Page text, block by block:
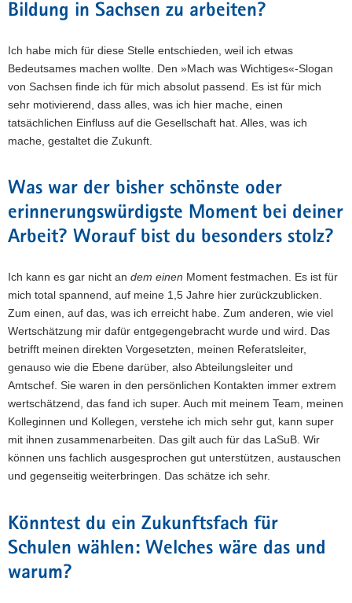
Bildung in Sachsen zu arbeiten?
Ich habe mich für diese Stelle entschieden, weil ich etwas
Bedeutsames machen wollte. Den »Mach was Wichtiges«-Slogan
von Sachsen finde ich für mich absolut passend. Es ist für mich
sehr motivierend, dass alles, was ich hier mache, einen
tatsächlichen Einfluss auf die Gesellschaft hat. Alles, was ich
mache, gestaltet die Zukunft.
Was war der bisher schönste oder
erinnerungswürdigste Moment bei deiner
Arbeit? Worauf bist du besonders stolz?
Ich kann es gar nicht an dem einen Moment festmachen. Es ist für
mich total spannend, auf meine 1,5 Jahre hier zurückzublicken.
Zum einen, auf das, was ich erreicht habe. Zum anderen, wie viel
Wertschätzung mir dafür entgegengebracht wurde und wird. Das
betrifft meinen direkten Vorgesetzten, meinen Referatsleiter,
genauso wie die Ebene darüber, also Abteilungsleiter und
Amtschef. Sie waren in den persönlichen Kontakten immer extrem
wertschätzend, das fand ich super. Auch mit meinem Team, meinen
Kolleginnen und Kollegen, verstehe ich mich sehr gut, kann super
mit ihnen zusammenarbeiten. Das gilt auch für das LaSuB. Wir
können uns fachlich ausgesprochen gut unterstützen, austauschen
und gegenseitig weiterbringen. Das schätze ich sehr.
Könntest du ein Zukunftsfach für
Schulen wählen: Welches wäre das und
warum?